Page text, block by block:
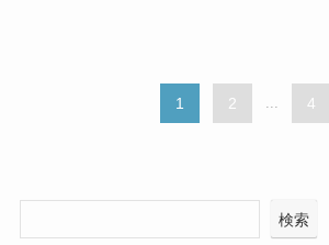
1 2 4
検索